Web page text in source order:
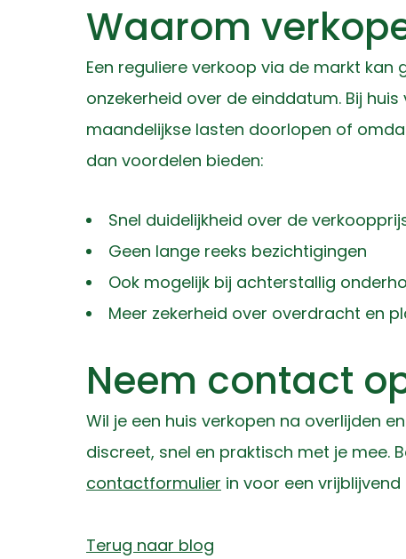
Waarom
Een reguliere verkoop via de markt
onzekerheid over de einddatum. Bij
maandelijkse lasten doorlopen of
dan voordelen bieden:
Snel duidelijkheid over de
Geen lange reeks bezichtigingen
Ook mogelijk bij achterstallig
Meer zekerheid over overdracht en
Neem contact
Wil je een huis verkopen na overlijden
discreet, snel en praktisch met je mee.
contactformulier in voor een vrijblijvend
Terug naar blog